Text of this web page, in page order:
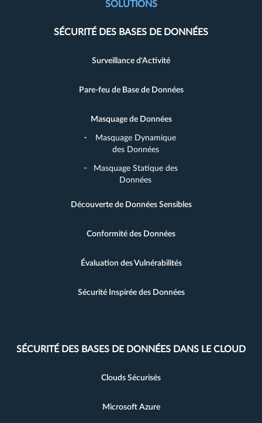
SOLUTIONS
SÉCURITÉ DES BASES DE DONNÉES
Surveillance d'Activité
Pare-feu de Base de Données
Masquage de Données
Masquage Dynamique
des Données
Masquage Statique des
Données
Découverte de Données Sensibles
Conformité des Données
Évaluation des Vulnérabilités
Sécurité Inspirée des Données
SÉCURITÉ DES BASES DE DONNÉES DANS LE CLOUD
Clouds Sécurisés
Microsoft Azure